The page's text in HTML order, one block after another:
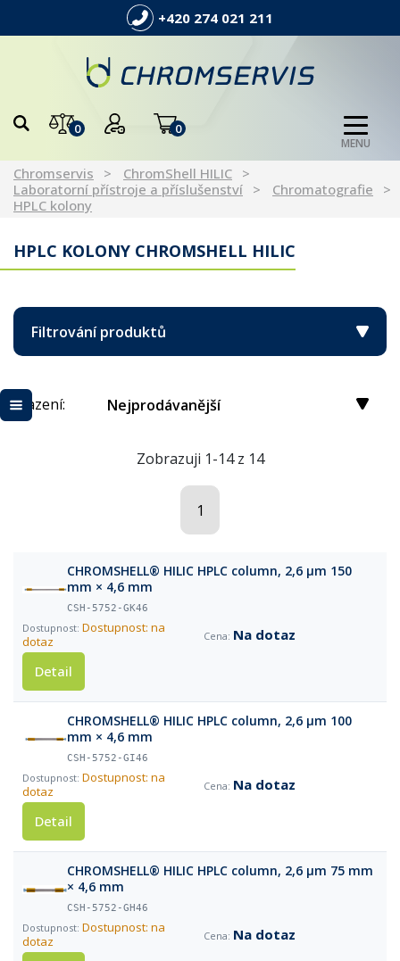
+420 274 021 211
0 0
MENU
Chromservis
ChromShell HILIC
Laboratorní přístroje a příslušenství
Chromatografie
HPLC kolony
HPLC KOLONY CHROMSHELL HILIC
Filtrování produktů
Řazení: Nejprodávanější
Zobrazuji 1-14 z 14
1
CHROMSHELL® HILIC HPLC column, 2,6 µm 150
mm × 4,6 mm
CSH-5752-GK46
Dostupnost: na
dotaz
Na dotaz
Detail
CHROMSHELL® HILIC HPLC column, 2,6 µm 100
mm × 4,6 mm
CSH-5752-GI46
Dostupnost: na
dotaz
Na dotaz
Detail
CHROMSHELL® HILIC HPLC column, 2,6 µm 75 mm
× 4,6 mm
CSH-5752-GH46
Dostupnost: na
dotaz
Na dotaz